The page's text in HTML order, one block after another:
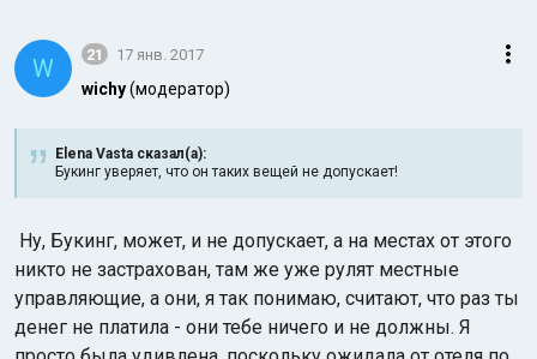
Индийский океан
W 21 17 янв. 2017
wichy(модератор)
Elena Vasta сказал(а):
Букинг уверяет, что он таких вещей не допускает!
Ну, Букинг, может, и не допускает, а на местах от этого
никто не застрахован, там же уже рулят местные
управляющие, а они, я так понимаю, считают, что раз ты
денег не платила - они тебе ничего и не должны. Я